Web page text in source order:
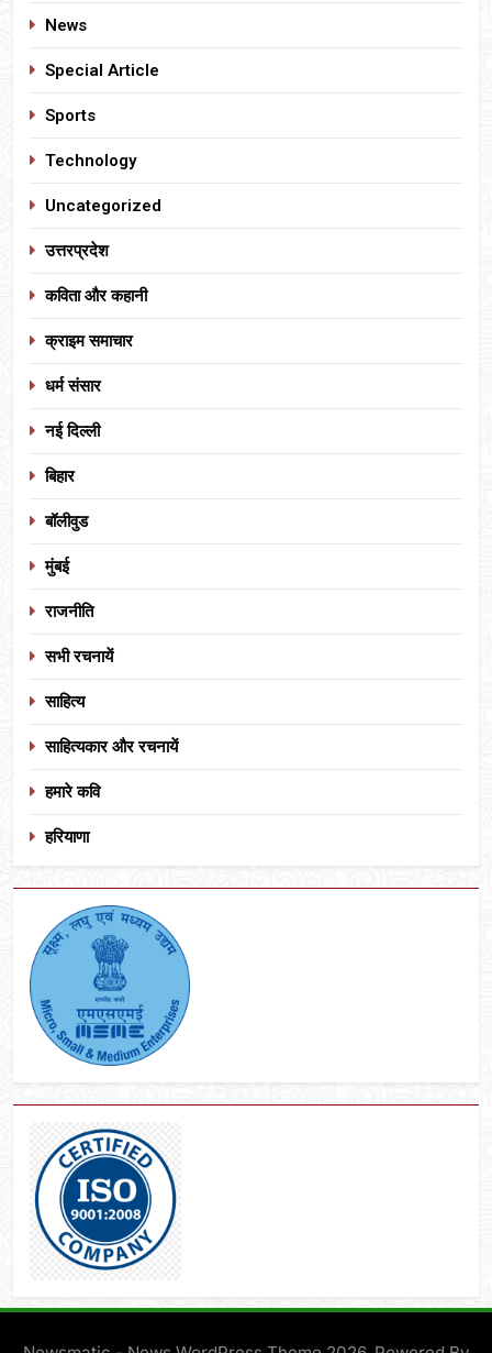
News
Special Article
Sports
Technology
Uncategorized
उत्तरप्रदेश
कविता और कहानी
क्राइम समाचार
धर्म संसार
नई दिल्ली
बिहार
बॉलीवुड
मुंबई
राजनीति
सभी रचनायें
साहित्य
साहित्यकार और रचनायें
हमारे कवि
हरियाणा